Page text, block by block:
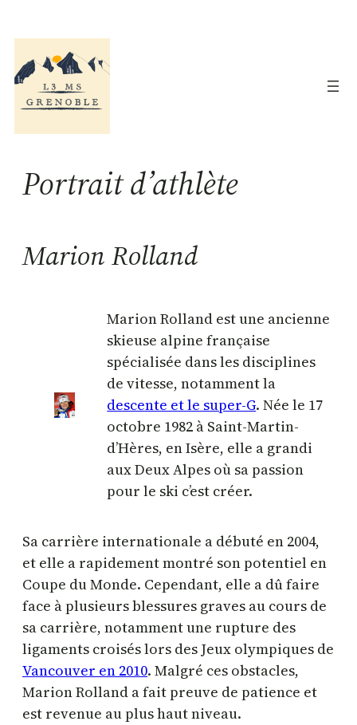
au
contenu
Portrait d’athlète
Marion Rolland
Marion Rolland est une ancienne
skieuse alpine française
spécialisée dans les disciplines
de vitesse, notamment la
descente et le super-G. Née le 17
octobre 1982 à Saint-Martin-
d’Hères, en Isère, elle a grandi
aux Deux Alpes où sa passion
pour le ski c’est créer.​
Sa carrière internationale a débuté en 2004,
et elle a rapidement montré son potentiel en
Coupe du Monde. Cependant, elle a dû faire
face à plusieurs blessures graves au cours de
sa carrière, notamment une rupture des
ligaments croisés lors des Jeux olympiques de
Vancouver en 2010. Malgré ces obstacles,
Marion Rolland a fait preuve de patience et
est revenue au plus haut niveau.​